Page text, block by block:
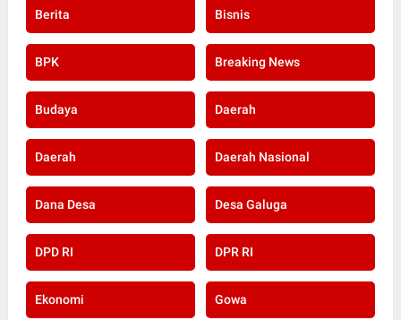
Berita Bisnis
BPK Breaking News
Budaya Daerah
Daerah Daerah Nasional
Dana Desa Desa Galuga
DPD RI DPR RI
Ekonomi Gowa